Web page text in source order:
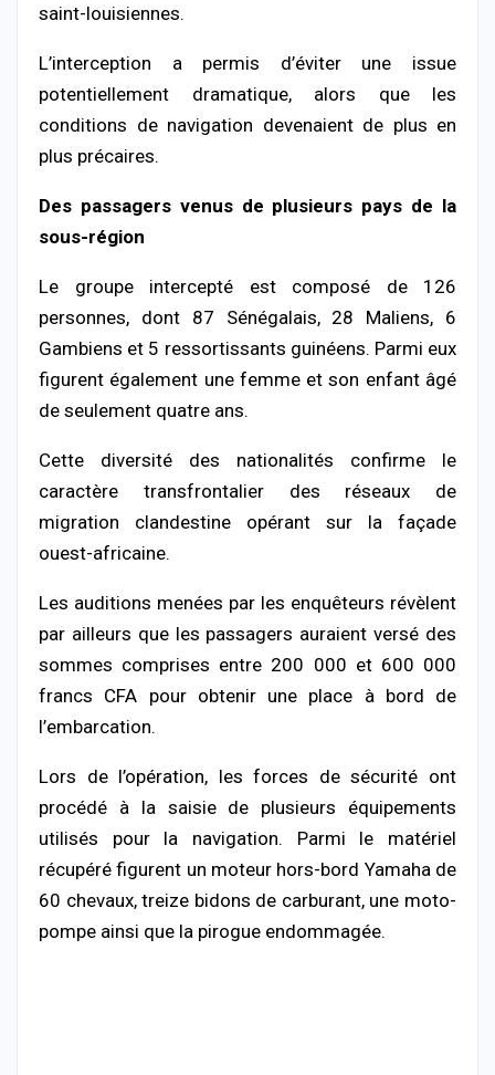
saint-louisiennes.
L’interception a permis d’éviter une issue
potentiellement dramatique, alors que les
conditions de navigation devenaient de plus en
plus précaires.
Des passagers venus de plusieurs pays de la
sous-région
Le groupe intercepté est composé de 126
personnes, dont 87 Sénégalais, 28 Maliens, 6
Gambiens et 5 ressortissants guinéens. Parmi eux
figurent également une femme et son enfant âgé
de seulement quatre ans.
Cette diversité des nationalités confirme le
caractère transfrontalier des réseaux de
migration clandestine opérant sur la façade
ouest-africaine.
Les auditions menées par les enquêteurs révèlent
par ailleurs que les passagers auraient versé des
sommes comprises entre 200 000 et 600 000
francs CFA pour obtenir une place à bord de
l’embarcation.
Lors de l’opération, les forces de sécurité ont
procédé à la saisie de plusieurs équipements
utilisés pour la navigation. Parmi le matériel
récupéré figurent un moteur hors-bord Yamaha de
60 chevaux, treize bidons de carburant, une moto-
pompe ainsi que la pirogue endommagée.